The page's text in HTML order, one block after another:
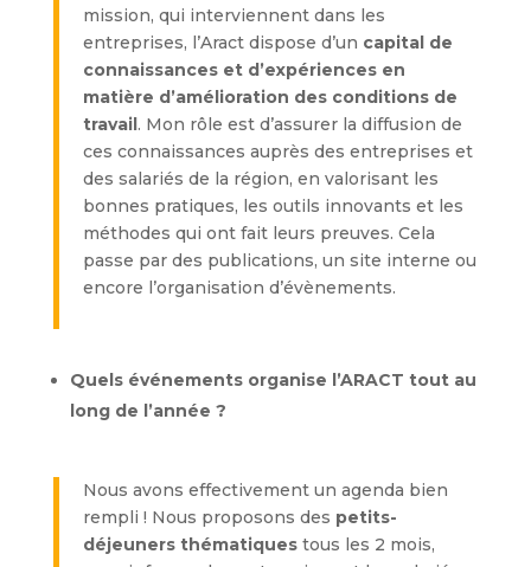
mission, qui interviennent dans les
entreprises, l’Aract dispose d’un capital de
connaissances et d’expériences en
matière d’amélioration des conditions de
travail. Mon rôle est d’assurer la diffusion de
ces connaissances auprès des entreprises et
des salariés de la région, en valorisant les
bonnes pratiques, les outils innovants et les
méthodes qui ont fait leurs preuves. Cela
passe par des publications, un site interne ou
encore l’organisation d’évènements.
Quels événements organise l’ARACT tout au
long de l’année ?
Nous avons effectivement un agenda bien
rempli ! Nous proposons des petits-
déjeuners thématiquestous les 2 mois,